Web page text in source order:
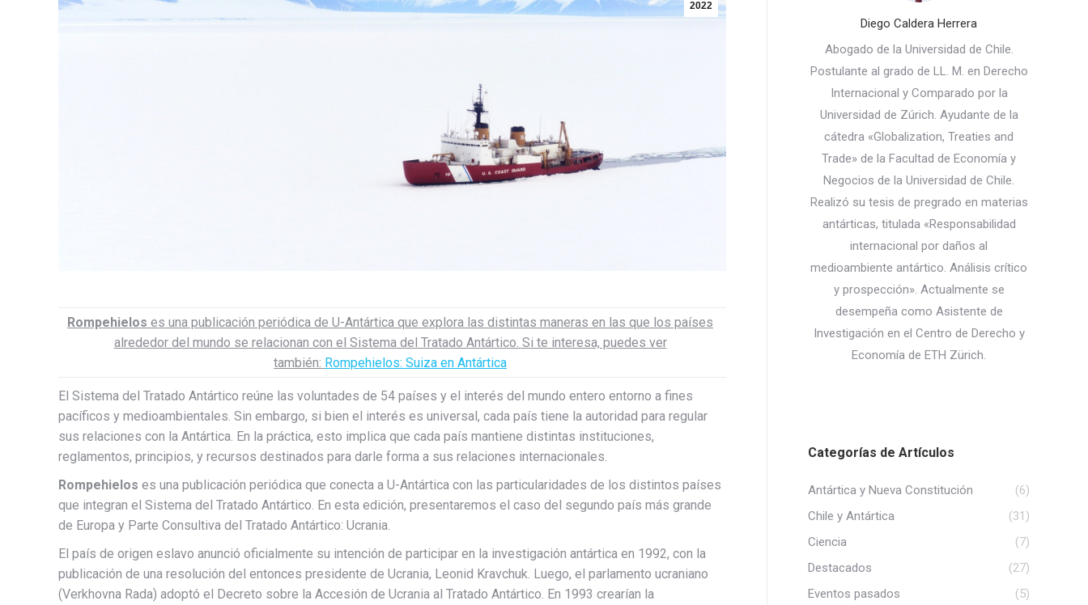
2022
Rompehielos es una publicación periódica de U-Antártica que explora las distintas maneras en las que los países
alrededor del mundo se relacionan con el Sistema del Tratado Antártico. Si te interesa, puedes ver
también: Rompehielos: Suiza en Antártica
El Sistema del Tratado Antártico reúne las voluntades de 54 países y el interés del mundo entero entorno a fines
pacíficos y medioambientales. Sin embargo, si bien el interés es universal, cada país tiene la autoridad para regular
sus relaciones con la Antártica. En la práctica, esto implica que cada país mantiene distintas instituciones,
reglamentos, principios, y recursos destinados para darle forma a sus relaciones internacionales.
Rompehielos es una publicación periódica que conecta a U-Antártica con las particularidades de los distintos países
que integran el Sistema del Tratado Antártico. En esta edición, presentaremos el caso del segundo país más grande
de Europa y Parte Consultiva del Tratado Antártico: Ucrania.
El país de origen eslavo anunció oficialmente su intención de participar en la investigación antártica en 1992, con la
publicación de una resolución del entonces presidente de Ucrania, Leonid Kravchuk. Luego, el parlamento ucraniano
(Verkhovna Rada) adoptó el Decreto sobre la Accesión de Ucrania al Tratado Antártico. En 1993 crearían la
Diego Caldera Herrera
Abogado de la Universidad de Chile.
Postulante al grado de LL. M. en Derecho
Internacional y Comparado por la
Universidad de Zúrich. Ayudante de la
cátedra «Globalization, Treaties and
Trade» de la Facultad de Economía y
Negocios de la Universidad de Chile.
Realizó su tesis de pregrado en materias
antárticas, titulada «Responsabilidad
internacional por daños al
medioambiente antártico. Análisis crítico
y prospección». Actualmente se
desempeña como Asistente de
Investigación en el Centro de Derecho y
Economía de ETH Zürich.
Categorías de Artículos
Antártica y Nueva Constitución
(6)
Chile y Antártica
(31)
Ciencia
(7)
Destacados
(27)
Eventos pasados
(5)